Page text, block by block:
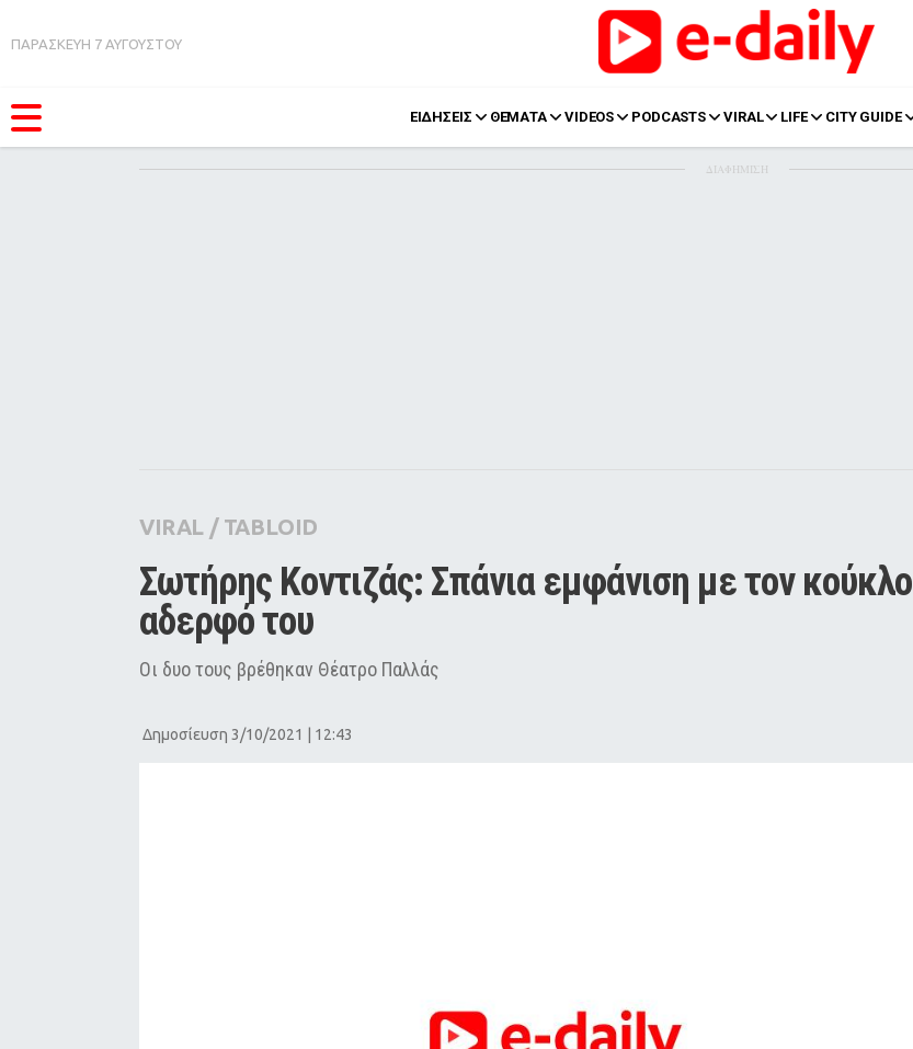
ΠΑΡΑΣΚΕΥΗ 7 ΑΥΓΟΥΣΤΟΥ
ΕΙΔΗΣΕΙΣ ΘΕΜΑΤΑ VIDEOS PODCASTS VIRAL LIFE CITY GUIDE
Pop Culture
Agenda
ΔΙΑΦΗΜΙΣΗ
VIRAL / TABLOID
Σωτήρης Κοντιζάς: Σπάνια εμφάνιση με τον κούκλο
αδερφό του
Οι δυο τους βρέθηκαν Θέατρο Παλλάς
Δημοσίευση 3/10/2021 | 12:43